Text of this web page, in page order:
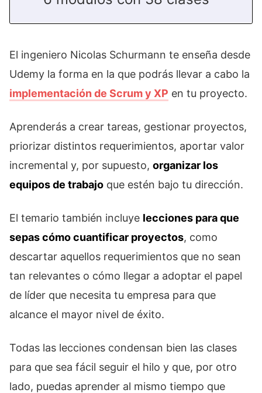
El ingeniero Nicolas Schurmann te enseña desde
Udemy la forma en la que podrás llevar a cabo la
implementación de Scrum y XP en tu proyecto.
Aprenderás a crear tareas, gestionar proyectos,
priorizar distintos requerimientos, aportar valor
incremental y, por supuesto, organizar los
equipos de trabajo que estén bajo tu dirección.
El temario también incluye lecciones para que
sepas cómo cuantificar proyectos, como
descartar aquellos requerimientos que no sean
tan relevantes o cómo llegar a adoptar el papel
de líder que necesita tu empresa para que
alcance el mayor nivel de éxito.
Todas las lecciones condensan bien las clases
para que sea fácil seguir el hilo y que, por otro
lado, puedas aprender al mismo tiempo que